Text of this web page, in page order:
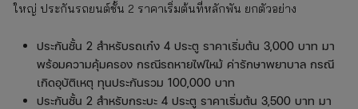
ใหญ่ ประกันรถยนต์ชั้น 2 ราคาเริ่มต้นที่หลักพัน ยกตัวอย่าง
ประกันชั้น 2 สำหรับรถเก๋ง 4 ประตู ราคาเริ่มต้น 3,000 บาท มา
พร้อมความคุ้มครอง กรณีรถหายไฟไหม้ ค่ารักษาพยาบาล กรณี
เกิดอุบัติเหตุ ทุนประกันรวม 100,000 บาท
ประกันชั้น 2 สำหรับกระบะ 4 ประตู ราคาเริ่มต้น 3,500 บาท มา